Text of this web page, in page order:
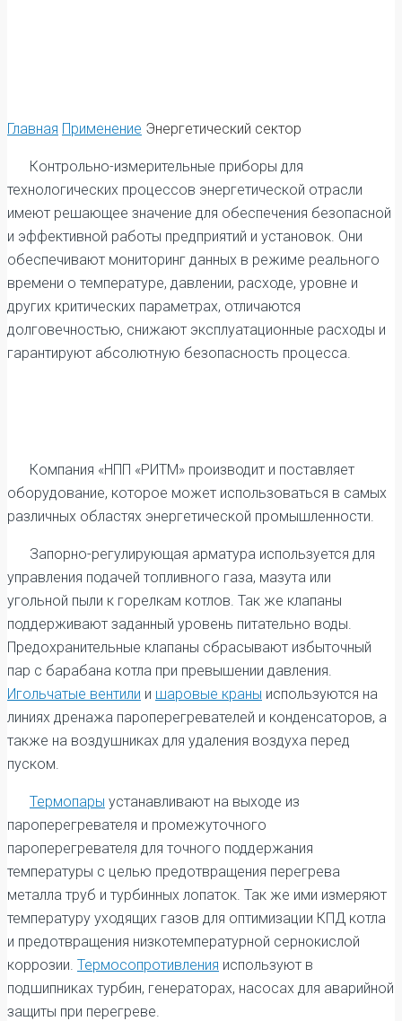
Главная Применение Энергетический сектор
Контрольно-измерительные приборы для
технологических процессов энергетической отрасли
имеют решающее значение для обеспечения безопасной
и эффективной работы предприятий и установок. Они
обеспечивают мониторинг данных в режиме реального
времени о температуре, давлении, расходе, уровне и
других критических параметрах, отличаются
долговечностью, снижают эксплуатационные расходы и
гарантируют абсолютную безопасность процесса.
Компания «НПП «РИТМ» производит и поставляет
оборудование, которое может использоваться в самых
различных областях энергетической промышленности.
Запорно-регулирующая арматура используется для
управления подачей топливного газа, мазута или
угольной пыли к горелкам котлов. Так же клапаны
поддерживают заданный уровень питательно воды.
Предохранительные клапаны сбрасывают избыточный
пар с барабана котла при превышении давления.
Игольчатые вентили и шаровые краны используются на
линиях дренажа пароперегревателей и конденсаторов, а
также на воздушниках для удаления воздуха перед
пуском.
Термопары устанавливают на выходе из
пароперегревателя и промежуточного
пароперегревателя для точного поддержания
температуры с целью предотвращения перегрева
металла труб и турбинных лопаток. Так же ими измеряют
температуру уходящих газов для оптимизации КПД котла
и предотвращения низкотемпературной сернокислой
коррозии. Термосопротивления используют в
подшипниках турбин, генераторах, насосах для аварийной
защиты при перегреве.